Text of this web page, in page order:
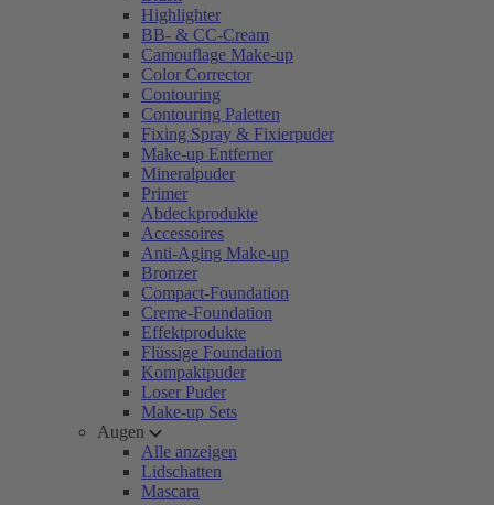
Highlighter
BB- & CC-Cream
Camouflage Make-up
Color Corrector
Contouring
Contouring Paletten
Fixing Spray & Fixierpuder
Make-up Entferner
Mineralpuder
Primer
Abdeckprodukte
Accessoires
Anti-Aging Make-up
Bronzer
Compact-Foundation
Creme-Foundation
Effektprodukte
Flüssige Foundation
Kompaktpuder
Loser Puder
Make-up Sets
Augen
Alle anzeigen
Lidschatten
Mascara